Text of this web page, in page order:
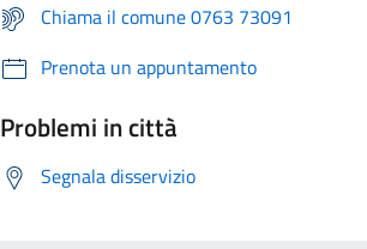
Chiama il comune 0763 73091
Prenota un appuntamento
Problemi in città
Segnala disservizio